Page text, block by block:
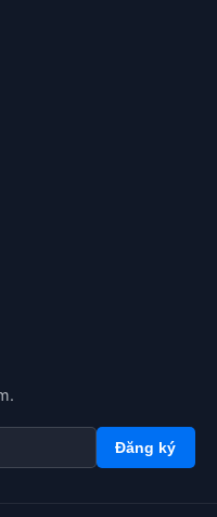
Đăng ký